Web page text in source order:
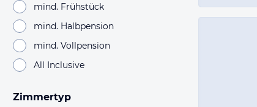
mind. Frühstück
mind. Halbpension
mind. Vollpension
All Inclusive
Zimmertyp